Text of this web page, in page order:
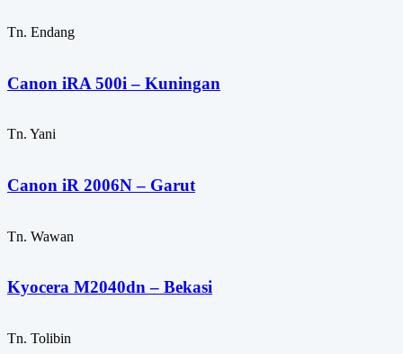
Tn. Endang
Canon iRA 500i – Kuningan
Tn. Yani
Canon iR 2006N – Garut
Tn. Wawan
Kyocera M2040dn – Bekasi
Tn. Tolibin